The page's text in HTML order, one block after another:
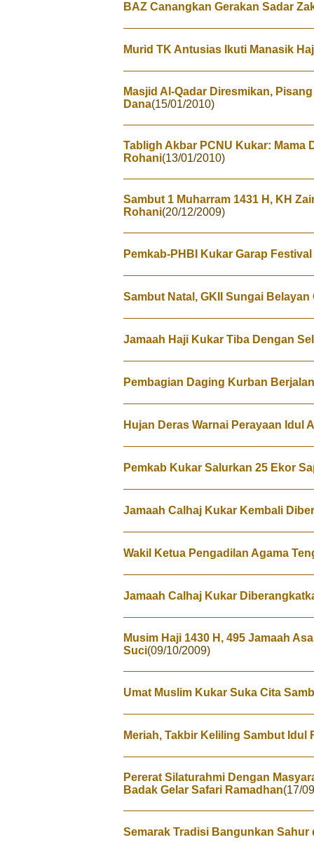
BAZ Canangkan Gerakan Sadar
Murid TK Antusias Ikuti Manasik
Masjid Al-Qadar Diresmikan,
Dana(15/01/2010)
Tabligh Akbar PCNU Kukar: Mama
Rohani(13/01/2010)
Sambut 1 Muharram 1431 H, KH
Rohani(20/12/2009)
Pemkab-PHBI Kukar Garap
Sambut Natal, GKII Sungai Belayan
Jamaah Haji Kukar Tiba Dengan
Pembagian Daging Kurban
Hujan Deras Warnai Perayaan Idul
Pemkab Kukar Salurkan 25 Ekor
Jamaah Calhaj Kukar Kembali
Wakil Ketua Pengadilan Agama
Jamaah Calhaj Kukar
Musim Haji 1430 H, 495 Jamaah
Suci(09/10/2009)
Umat Muslim Kukar Suka Cita
Meriah, Takbir Keliling Sambut Idul
Pererat Silaturahmi Dengan
Badak Gelar Safari Ramadhan(17/
Semarak Tradisi Bangunkan Sahur